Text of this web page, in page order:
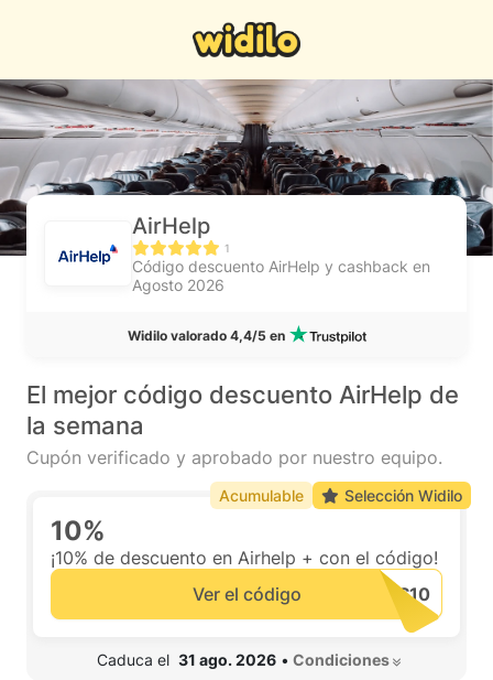
AirHelp
1
Código descuento AirHelp y cashback en
Agosto 2026
Widilo valorado 4,4/5 en
El mejor código descuento AirHelp de
la semana
Cupón verificado y aprobado por nuestro equipo.
10%
¡10% de descuento en Airhelp + con el código!
Ver el código
Caduca el 31 ago. 2026 • Condiciones
Acumulable Selección Widilo